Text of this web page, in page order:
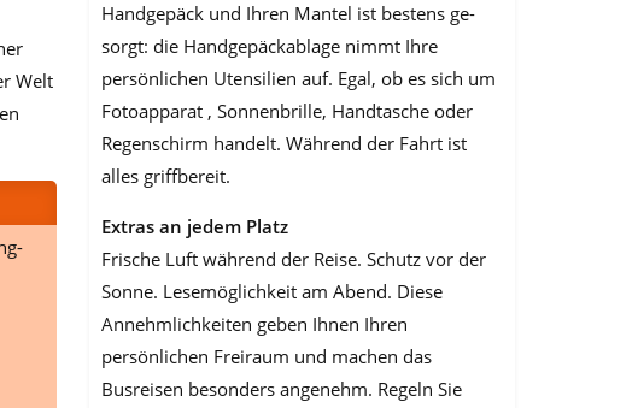
Welt
Handgepäck und Ihren Mantel ist bestens ge­
sorgt: die Handgepäckablage nimmt Ihre
persönlichen Utensilien auf. Egal, ob es sich um
Fotoapparat , Sonnenbrille, Handtasche oder
Regenschirm handelt. Wäh­rend der Fahrt ist
alles griffbereit.
Extras an jedem Platz
Frische Luft während der Reise. Schutz vor der
Sonne. Lesemöglichkeit am Abend. Diese
Annehmlichkeiten geben Ihnen Ihren
persönlichen Freiraum und machen das
Busreisen besonders angenehm. Regeln Sie